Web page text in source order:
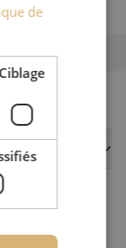
de
Ciblage